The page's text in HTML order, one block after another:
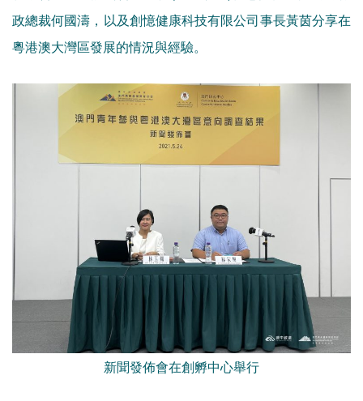
政總裁何國濤，以及創憶健康科技有限公司事長黃茵分享在
粵港澳大灣區發展的情況與經驗。
新聞發佈會在創孵中心舉行